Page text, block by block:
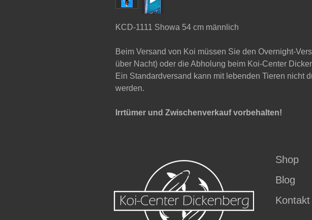
KCD-1111 Showa 54 cm männlich
Beim Versand von Koi müssen Sie den Overnight-
über Nacht) oder die Abholung beim Koi-Center
Ein Standardversand kann mit lebenden Tieren nicht
werden.
Irrtümer und Zwischenverkauf vorbehalten!
Shop
Blog
Kontakt